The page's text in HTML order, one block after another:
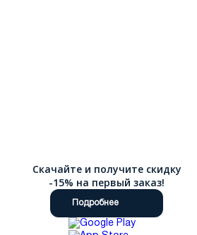
Скачайте и получите скидку
-15% на первый заказ!
Подробнее